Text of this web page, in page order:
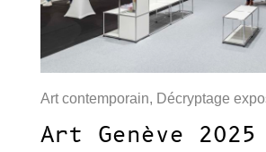
Art contemporain, Décryptage
Art Genève 2025